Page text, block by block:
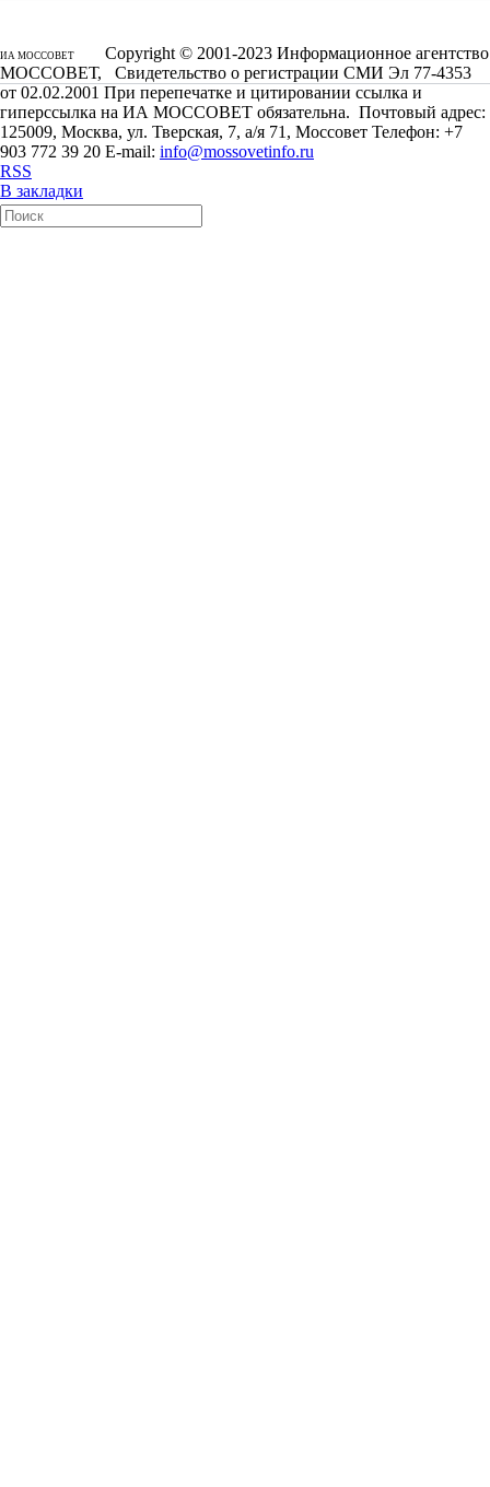
ИА МОССОВЕТ
Copyright © 2001-2023 Информационное агентство
МОССОВЕТ, Свидетельство о регистрации СМИ Эл 77-4353
от 02.02.2001 При перепечатке и цитировании ссылка и
гиперссылка на ИА МОССОВЕТ обязательна. Почтовый адрес:
125009, Москва, ул. Тверская, 7, а/я 71, Моссовет Телефон: +7
903 772 39 20 E-mail: info@mossovetinfo.ru
RSS
В закладки